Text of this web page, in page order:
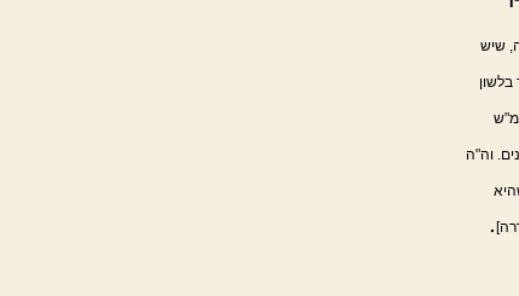
שיש
מ"ש
וה"ה
.